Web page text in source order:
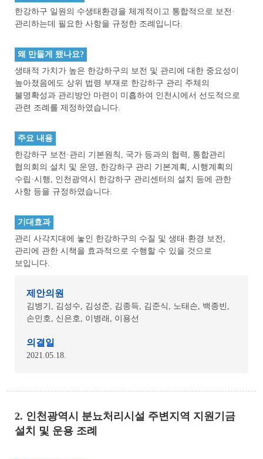
한강하구 일원의 수생태환경을 체계적이고 통합적으로 보전·
관리하는데 필요한 사항을 규정한 조례입니다.
왜 만들게 됐나요?
생태적 가치가 높은 한강하구의 보전 및 관리에 대한 중요성이
높아졌음에도 상위 법령 부재로 한강하구 관리 주체의
불명확성과 관리방안 마련이 미흡하여 인천시에서 선도적으로
관련 조례를 제정하였습니다.
주요 내용
한강하구 보전·관리 기본원칙, 국가 등과의 협력, 통합관리
협의회의 설치 및 운영, 한강하구 관리 기본계획, 시행계획의
수립·시행, 인천광역시 한강하구 관리센터의 설치 등에 관한
사항 등을 규정하였습니다.
기대효과
관리 사각지대에 놓인 한강하구의 수질 및 생태·환경 보전,
관리에 관한 시책을 효과적으로 수행할 수 있을 것으로
보입니다.
제안의원
김병기, 김성수, 김성준, 김종득, 김준식, 노태손, 백종빈,
손민호, 신은호, 이병래, 이용선
의결일
2021.05.18.
2. 인천광역시 분뇨처리시설 주변지역 지원기금
설치 및 운용 조례